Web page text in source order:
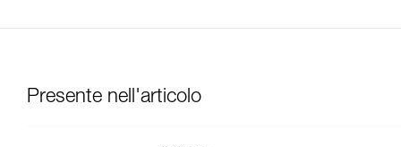
Presente nell'articolo